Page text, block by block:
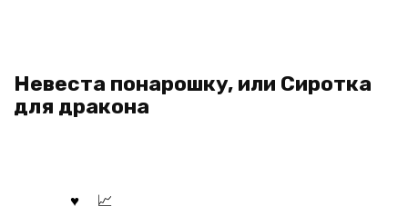
Невеста понарошку, или Сиротка
для дракона